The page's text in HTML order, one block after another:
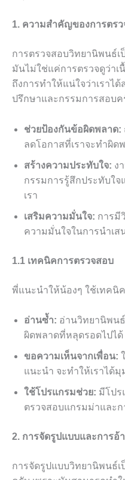
1. ความสำคัญของการตร
การตรวจสอบวิทยานิพนธ์
มันไม่ใช่แค่การตรวจดูว่าเ
ถึงการทำให้แน่ใจว่าเราไ
ปรึกษาและกรรมการสอบค
ช่วยป้องกันข้อผิดพลาด:
ลดโอกาสที่เราจะทำผิด
สร้างความประทับใจ: ง
กรรมการรู้สึกประทับใ
เรา
เสริมความมั่นใจ: การมี
ความมั่นใจในการนำเส
1.1 เทคนิคการตรวจสอบ
พี่แนะนำให้น้องๆ ใช้เทคนิ
อ่านซ้ำ: อ่านวิทยานิพน
ผิดพลาดที่หลุดรอดไปได้
ขอความเห็นจากเพื่อน:
แนะนำ จะทำให้เราได้
ใช้โปรแกรมช่วย: มีโปร
ตรวจสอบแกรมม่าและ
2. การจัดรูปแบบและการอ้
การจัดรูปแบบวิทยานิพนธ์เ